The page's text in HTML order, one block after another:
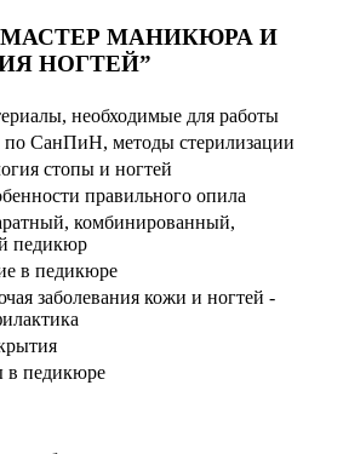
МАНИКЮРА И
НОГТЕЙ”
необходимые для работы
СанПиН, методы стерилизации
стопы и ногтей
правильного опила
комбинированный,
педикюр
в педикюре
заболевания кожи и ногтей -
в педикюре